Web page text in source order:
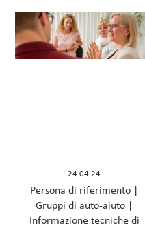
24.04.24
Persona di riferimento |
Gruppi di auto-aiuto |
Informazione tecniche di